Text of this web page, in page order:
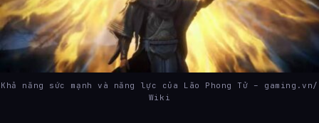
Khả năng sức mạnh và năng lực của Lão Phong Tử – gaming.vn/
Wiki